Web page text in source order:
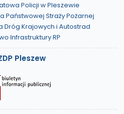
Policji w Pleszewie
Państwowej Straży Pożarnej
Dróg Krajowych i Autostrad
Infrastruktury RP
Pleszew